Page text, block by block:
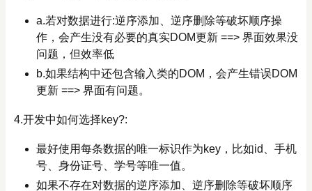
a.若对数据进行:逆序添加、逆序删除等破坏顺序操
作，会产生没有必要的真实DOM更新 ==> 界面效果没
问题，但效率低
b.如果结构中还包含输入类的DOM，会产生错误DOM
更新 ==> 界面有问题。
4.开发中如何选择key?:
最好使用每条数据的唯一标识作为key，比如id、手机
号、身份证号、学号等唯一值。
如果不存在对数据的逆序添加、逆序删除等破坏顺序